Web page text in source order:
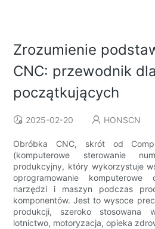
Zrozumienie
CNC: przewodnik dla
początkujących
2025-02-20 HONSCN
Obróbka CNC, skrót od
(komputerowe sterowanie
produkcyjny, który wykorzystuje
oprogramowanie
narzędzi i maszyn podczas
komponentów. Jest to wysoce
produkcji, szeroko stosowana
lotnictwo, motoryzacja, opieka